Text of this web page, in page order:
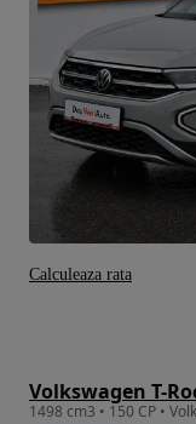
Volkswagen T-
1498 cm3 • 150 CP •
Calculeaza rata